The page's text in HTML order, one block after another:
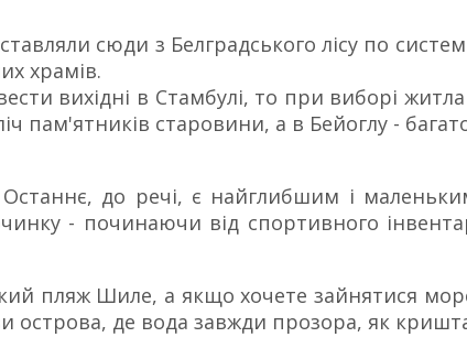
сюди з Белградського лісу по
храмів.
вихідні в Стамбулі, то при виборі
пам'ятників старовини, а в Бейоглу -
до речі, є найглибшим і
- починаючи від спортивного
пляж Шиле, а якщо хочете зайнятися
острова, де вода завжди прозора, як